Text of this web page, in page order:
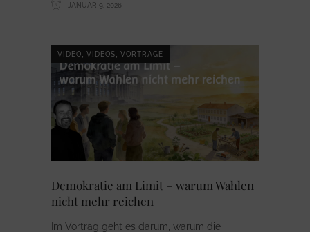
JANUAR 9, 2026
VIDEO VIDEOS VORTRÄGE
Demokratie am Limit – warum Wahlen
nicht mehr reichen
Im Vortrag geht es darum, warum die